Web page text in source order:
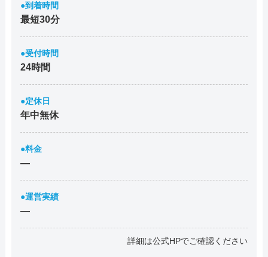
●到着時間
最短30分
●受付時間
24時間
●定休日
年中無休
●料金
―
●運営実績
―
詳細は公式HPでご確認ください